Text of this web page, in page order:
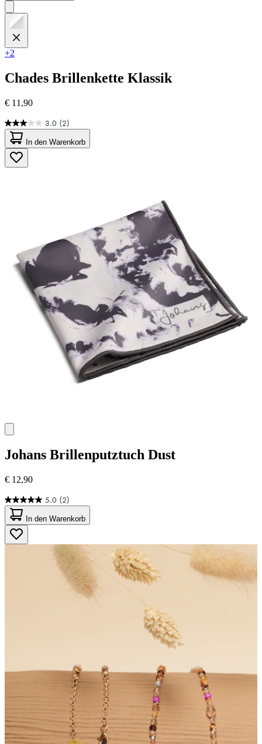
+2
Chades Brillenkette Klassik
€ 11,90
3.0 (2)
3.0
von
5
Sternen.
2
In den Warenkorb
Johans Brillenputztuch Dust
€ 12,90
5.0 (2)
5.0
von
5
Sternen.
2
Bewertungen
In den Warenkorb